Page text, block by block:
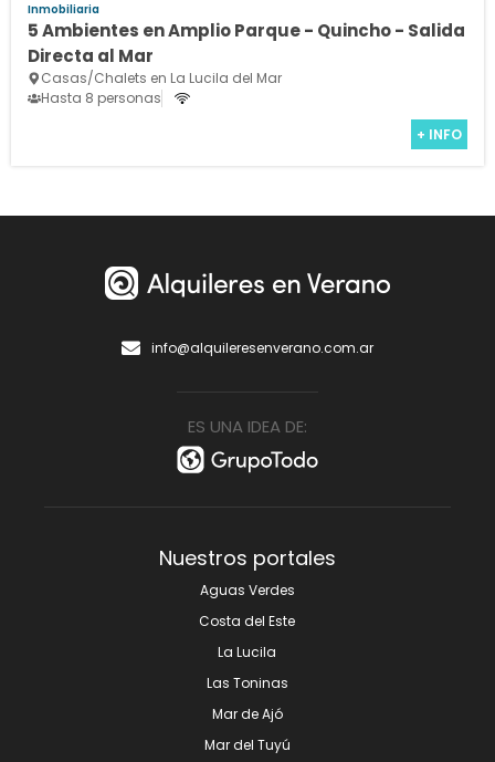
Inmobiliaria
5 Ambientes en Amplio Parque - Quincho - Salida
Directa al Mar
Casas/Chalets en La Lucila del Mar
Hasta 8 personas
+ INFO
info@alquileresenverano.com.ar
ES UNA IDEA DE:
Nuestros portales
Aguas Verdes
Costa del Este
La Lucila
Las Toninas
Mar de Ajó
Mar del Tuyú